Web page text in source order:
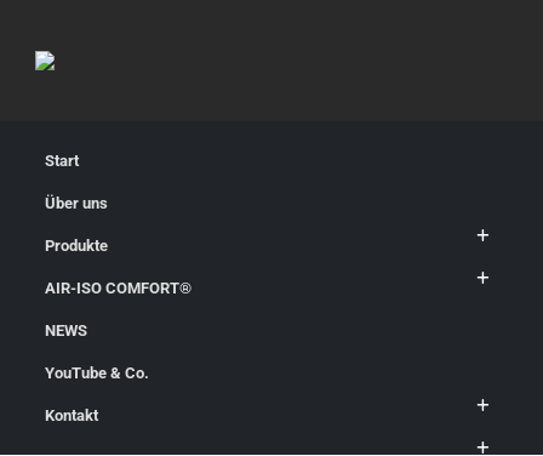
Start
Über uns
Produkte
AIR-ISO COMFORT®
NEWS
YouTube & Co.
Kontakt